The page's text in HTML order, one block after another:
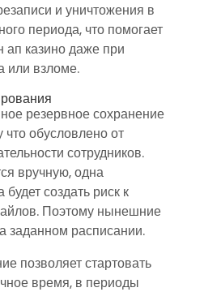
и уничтожения в
периода, что помогает
казино даже при
или взломе.
резервное сохранение
что обусловлено от
сотрудников.
вручную, одна
создать риск к
Поэтому нынешние
заданном расписании.
позволяет стартовать
время, в периоды